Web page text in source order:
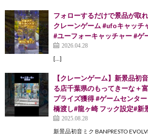
フォローするだけで景品が取
クレーンゲーム #ufoキャッチ
#ユーフォーキャッチャー #ゲ
2026.04.28
[…]
【クレーンゲーム】新景品初
る店千葉県のもってきーな＋
プライズ獲得 #ゲームセンタ
橋渡し#龍ヶ崎 フック設定#新
2025.08.28
新景品初音ミク BANPRESTO